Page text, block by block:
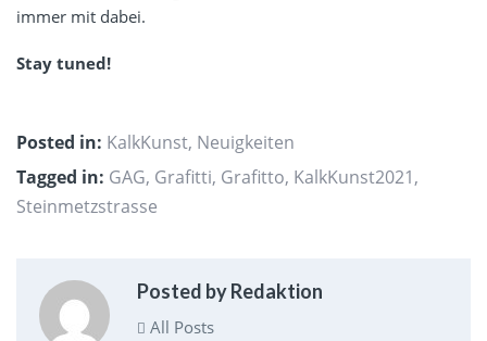
immer mit dabei.
Stay tuned!
Posted in: KalkKunst, Neuigkeiten
Tagged in: GAG, Grafitti, Grafitto, KalkKunst2021,
Steinmetzstrasse
Posted by Redaktion
All Posts